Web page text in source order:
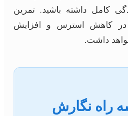
کامل داشته باشید. تمرین
در کاهش استرس و افزایش
داشت.
راه نگارش